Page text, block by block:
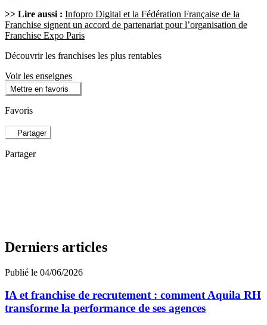
>> Lire aussi : Infopro Digital et la Fédération Française de la
Franchise signent un accord de partenariat pour l’organisation de
Franchise Expo Paris
Découvrir les franchises les plus rentables
Voir les enseignes
Mettre en favoris
Favoris
Partager
Partager
Derniers articles
Publié le 04/06/2026
IA et franchise de recrutement : comment Aquila RH
transforme la performance de ses agences